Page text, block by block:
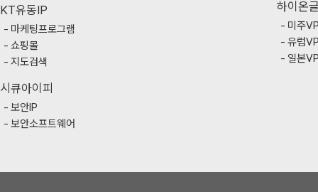
KT유동IP
마케팅프로그램
쇼핑몰
지도검색
시큐아이피
보안IP
보안소프트웨어
하이온
미주
유럽
일본